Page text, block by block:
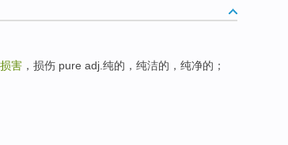
损害 ，损伤 pure adj.纯的，纯洁的，纯净的；